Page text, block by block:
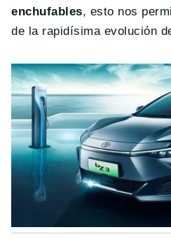
enchufables, esto nos
de la rapidísima evolución